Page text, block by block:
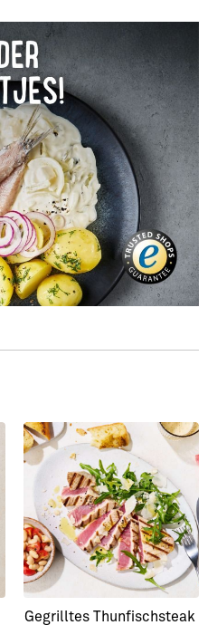
28415
»Garnelen Gewürz«
Gewürzzubereitung
Gegrilltes Thunfischsteak